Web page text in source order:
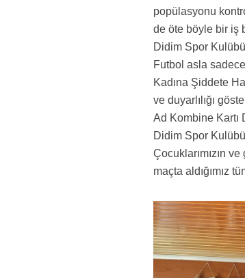
popülasyonu
de öte böyle bir iş
Didim Spor
Futbol asla
Kadına Şiddete
ve duyarlılığı
Ad Kombine Kartı
Didim Spor
Çocuklarımızın
maçta aldığımız